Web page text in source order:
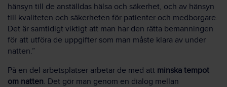
hänsyn till de anställdas hälsa och säkerhet, och av hänsyn
till kvaliteten och säkerheten för patienter och medborgare.
Det är samtidigt viktigt att man har den rätta bemanningen
för att utföra de uppgifter som man måste klara av under
natten.”
På en del arbetsplatser arbetar de med att minska tempot
om natten. Det gör man genom en dialog mellan